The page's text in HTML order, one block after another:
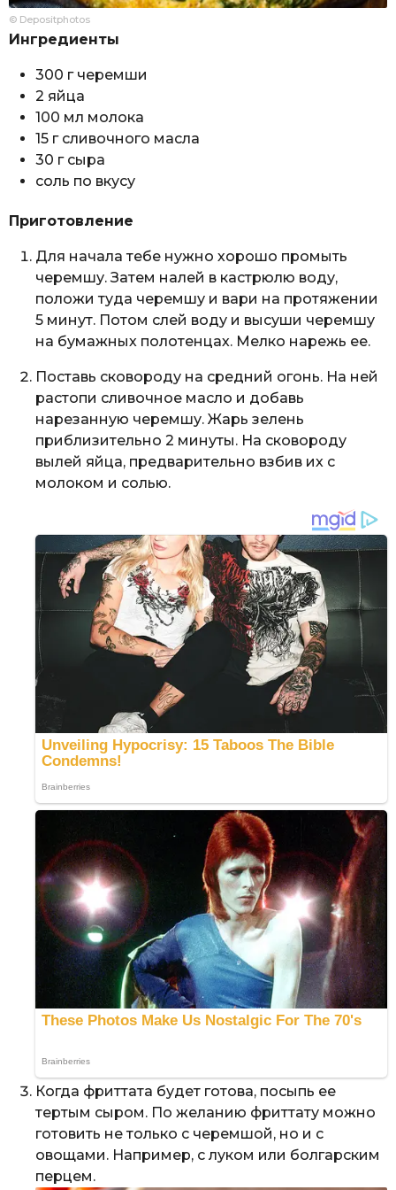
© Depositphotos
Ингредиенты
300 г черемши
2 яйца
100 мл молока
15 г сливочного масла
30 г сыра
соль по вкусу
Приготовление
Для начала тебе нужно хорошо промыть
черемшу. Затем налей в кастрюлю воду,
положи туда черемшу и вари на протяжении
5 минут. Потом слей воду и высуши черемшу
на бумажных полотенцах. Мелко нарежь ее.
Поставь сковороду на средний огонь. На ней
растопи сливочное масло и добавь
нарезанную черемшу. Жарь зелень
приблизительно 2 минуты. На сковороду
вылей яйца, предварительно взбив их с
молоком и солью.
Когда фриттата будет готова, посыпь ее
тертым сыром. По желанию фриттату можно
готовить не только с черемшой, но и с
овощами. Например, с луком или болгарским
перцем.